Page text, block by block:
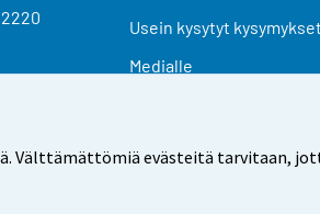
Välttämättömiä evästeitä tarvitaan,
2220
Usein kysytyt kysymykset
Medialle